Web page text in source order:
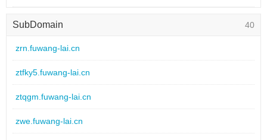
type: text
text: SEO优化
link: 72dtt.7swq.cn
40
SubDomain
zrn.fuwang-lai.cn
ztfky5.fuwang-lai.cn
ztqgm.fuwang-lai.cn
zwe.fuwang-lai.cn